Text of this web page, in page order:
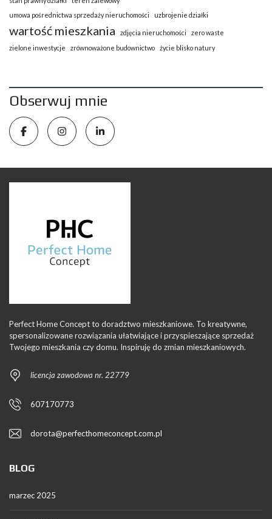
umowa pośrednictwa sprzedaży nieruchomości
uzbrojenie działki
wartość mieszkania zdjęcia nieruchomości
zero waste
zielone inwestycje
zrównoważone budownictwo życie blisko natury
Obserwuj mnie
Perfect Home Concept to doradztwo mieszkaniowe. To kreatywne,
spersonalizowane rozwiązania ułatwiające i przyspieszające sprzedaż
Twojego mieszkania czy domu. Inspiruję do zmian mieszkaniowych.
licencja zawodowa nr. 22779
607170773
dorota@perfecthomeconcept.com.pl
BLOG
marzec 2025